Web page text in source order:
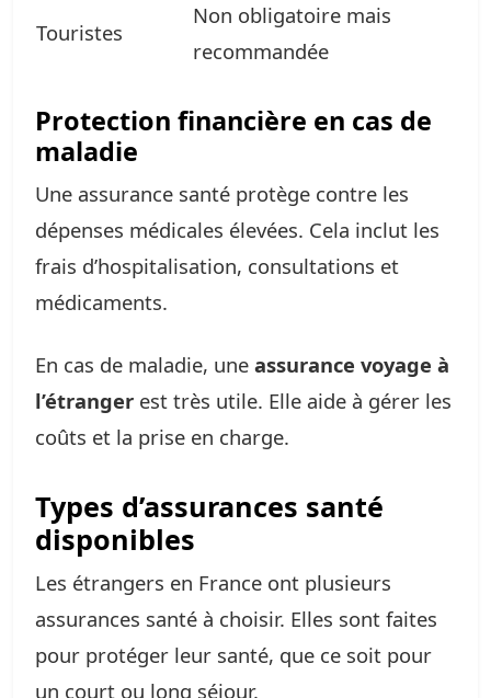
Touristes
Non obligatoire mais
recommandée
Protection financière en cas de
maladie
Une assurance santé protège contre les
dépenses médicales élevées. Cela inclut les
frais d’hospitalisation, consultations et
médicaments.
En cas de maladie, une assurance voyage à
l’étranger est très utile. Elle aide à gérer les
coûts et la prise en charge.
Types d’assurances santé
disponibles
Les étrangers en France ont plusieurs
assurances santé à choisir. Elles sont faites
pour protéger leur santé, que ce soit pour
un court ou long séjour.